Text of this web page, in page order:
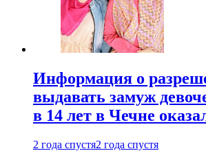
Информация о
выдавать замуж
в 14 лет в Чечне
2 года спустя2 года спустя